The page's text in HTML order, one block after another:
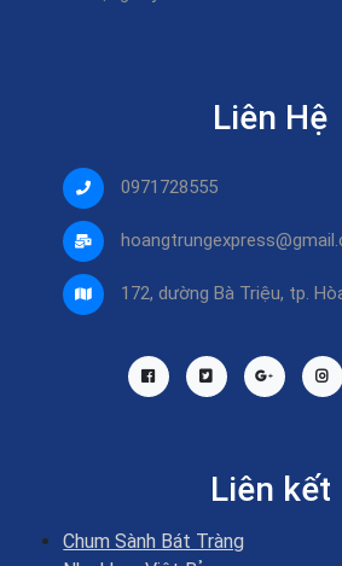
Liên Hệ
0971728555
172, dường Bà Triệu, tp.
Liên kết
Chum Sành Bát Tràng